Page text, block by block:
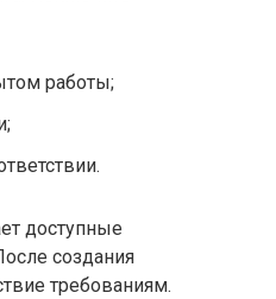
работы;
доступные
создания
требованиям.